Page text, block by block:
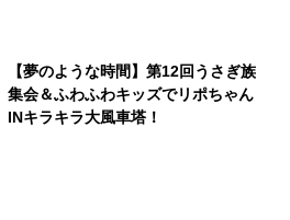
【夢のような時間】第12回うさぎ族
集会＆ふわふわキッズでリポちゃん
INキラキラ大風車塔！